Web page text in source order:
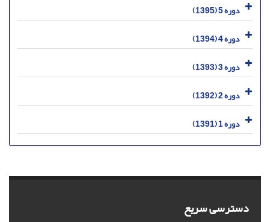
دوره 5 (1395)
دوره 4 (1394)
دوره 3 (1393)
دوره 2 (1392)
دوره 1 (1391)
دسترسی سریع